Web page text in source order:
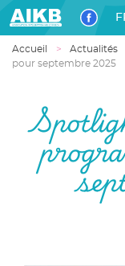
Accueil Actualités
pour septembre 2025